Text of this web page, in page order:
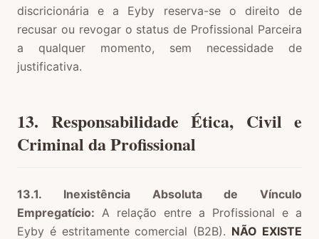
discricionária e a Eyby reserva-se o direito de
recusar ou revogar o status de Profissional Parceira
a qualquer momento, sem necessidade de
justificativa.
13. Responsabilidade Ética, Civil e
Criminal da Profissional
13.1. Inexistência Absoluta de Vínculo
Empregatício: A relação entre a Profissional e a
Eyby é estritamente comercial (B2B). NÃO EXISTE